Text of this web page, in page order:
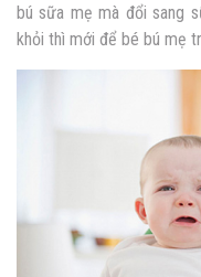
bú sữa mẹ mà đổi sang
khỏi thì mới để bé bú mẹ